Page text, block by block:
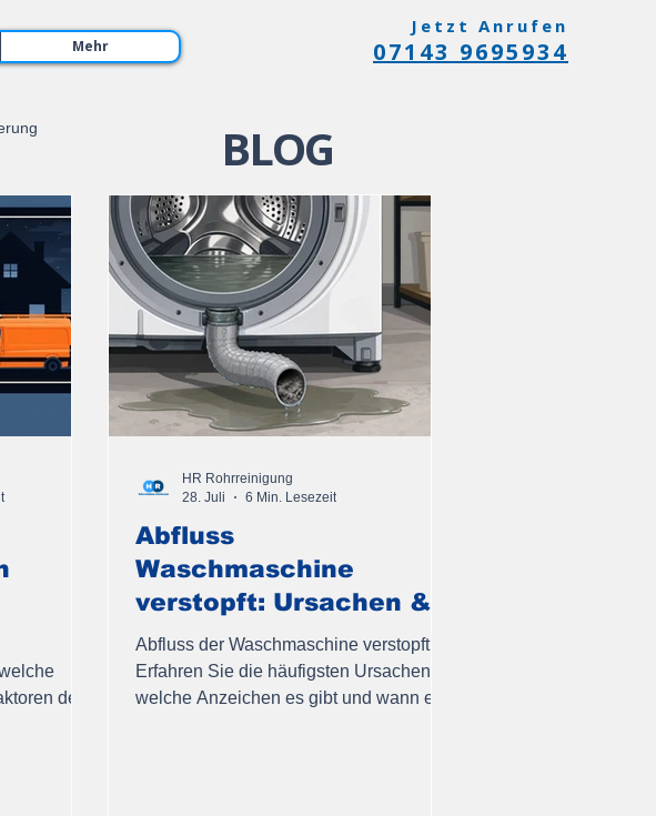
Jetzt Anrufen
07143 9695934
Mehr
den
Abfluss
Waschmaschine
verstopft: Ursachen &
schnelle Hilfe
Abfluss der Waschmaschine verstopft?
Erfahren Sie die häufigsten Ursachen,
welche Anzeichen es gibt und wann ein
HR Rohrreinigung
28. Juli
6 Min. Lesezeit
BLOG